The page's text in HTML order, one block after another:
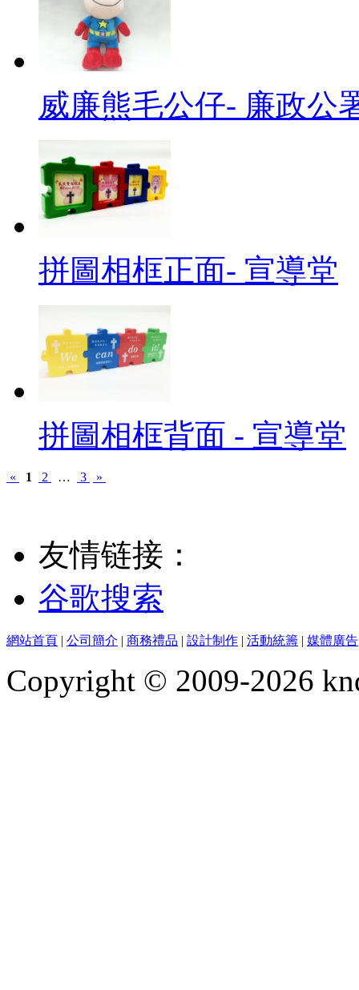
威廉熊毛公仔- 廉政公
拼圖相框正面- 宣導堂
拼圖相框背面 - 宣導堂
« 1 2 … 3 »
友情链接：
谷歌搜索
網站首頁 | 公司簡介 | 商務禮品 | 設計制作 | 活動統籌 | 媒體廣告
Copyright © 2009-2026